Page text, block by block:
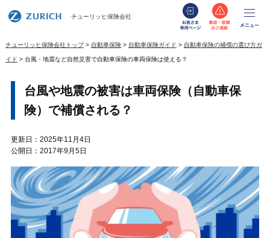
チューリッヒ保険会社
お客さま専用
事故・
チューリッヒ保険会社トップ 自動車保険 自動車保険ガイド 自動車保険の補償の選び方ガ
イド 台風・地震など自然災害で自動車保険の車両保険は使える？
台風や地震の被害は車両保険（自動車保
険）で補償される？
更新日：2025年11月4日
公開日：2017年9月5日